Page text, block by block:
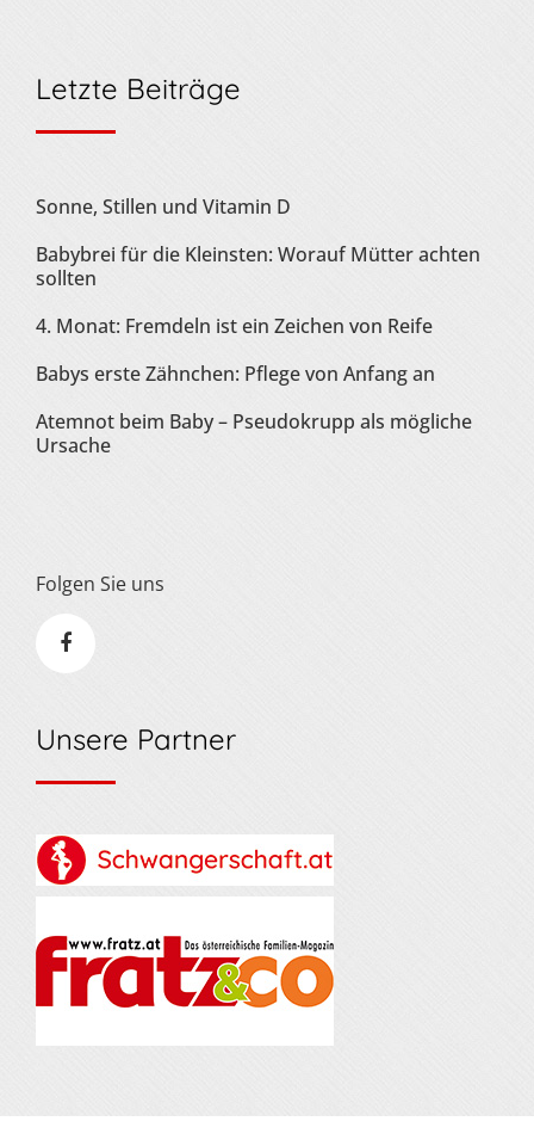
Letzte Beiträge
Sonne, Stillen und Vitamin D
Babybrei für die Kleinsten: Worauf Mütter achten
sollten
4. Monat: Fremdeln ist ein Zeichen von Reife
Babys erste Zähnchen: Pflege von Anfang an
Atemnot beim Baby – Pseudokrupp als mögliche
Ursache
Folgen Sie uns
Unsere Partner